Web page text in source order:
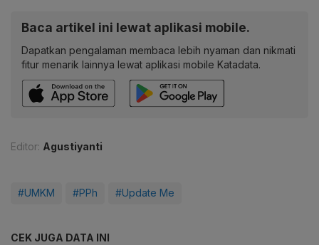
Baca artikel ini lewat aplikasi mobile.
Dapatkan pengalaman membaca lebih nyaman dan nikmati
fitur menarik lainnya lewat aplikasi mobile Katadata.
Editor: Agustiyanti
#UMKM #PPh #Update Me
CEK JUGA DATA INI